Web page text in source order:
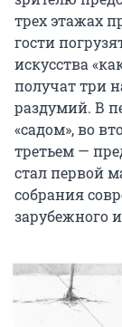
трех этажах
гости
искусства
получат три
раздумий. В
«садом», во
третьем —
стал первой
собрания
зарубежного